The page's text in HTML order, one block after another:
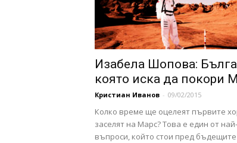
Изабела Шопова:
която иска да покори
Кристиан Иванов - 09/02/2015
Колко време ще оцелеят първите
заселят на Марс? Това е един от
въпроси, който стои пред бъдещите